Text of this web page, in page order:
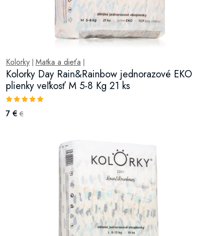
Kolorky Matka a dieťa
Kolorky Day Rain&Rainbow jednorazové EKO
plienky veľkosť M 5-8 Kg 21 ks
7 € €